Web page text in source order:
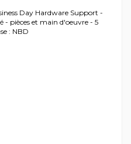
Day Hardware Support -
pièces et main d'oeuvre - 5
: NBD